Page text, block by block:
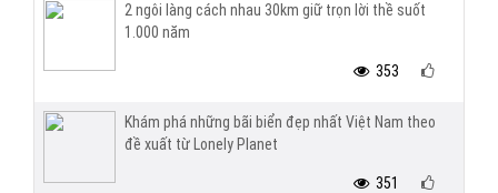
2 ngôi làng cách nhau 30km giữ trọn lời thề suốt
1.000 năm
353
Khám phá những bãi biển đẹp nhất Việt Nam theo
đề xuất từ Lonely Planet
351